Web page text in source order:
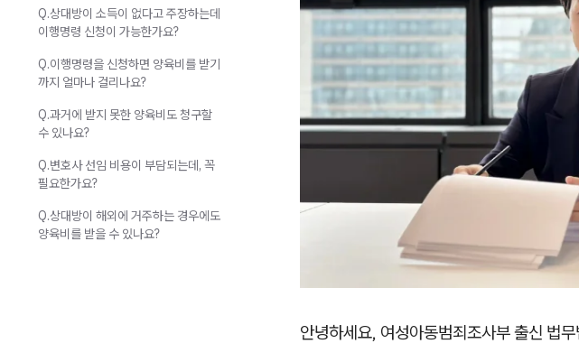
안녕하세요, 여성아동범죄조사부 출신 법
Q.상대방이 소득이 없다고 주장하는데
이행명령 신청이 가능한가요?
Q.이행명령을 신청하면 양육비를 받기
까지 얼마나 걸리나요?
Q.과거에 받지 못한 양육비도 청구할
수 있나요?
Q.변호사 선임 비용이 부담되는데, 꼭
필요한가요?
Q.상대방이 해외에 거주하는 경우에도
양육비를 받을 수 있나요?